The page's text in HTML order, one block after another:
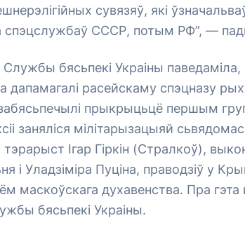
сувязяў, які
спэцслужбаў СССР, потым РФ”, —
Службы бясьпекі Украіны
дапамагалі расейскаму спэцназу
забясьпечылі прыкрыцьцё першым
заняліся мілітарызацыяй
тэрарыст Ігар Гіркін (Стралкоў),
і Уладзіміра Пуціна, праводзіў у
маскоўскага духавенства. Пра
бясьпекі Украіны.